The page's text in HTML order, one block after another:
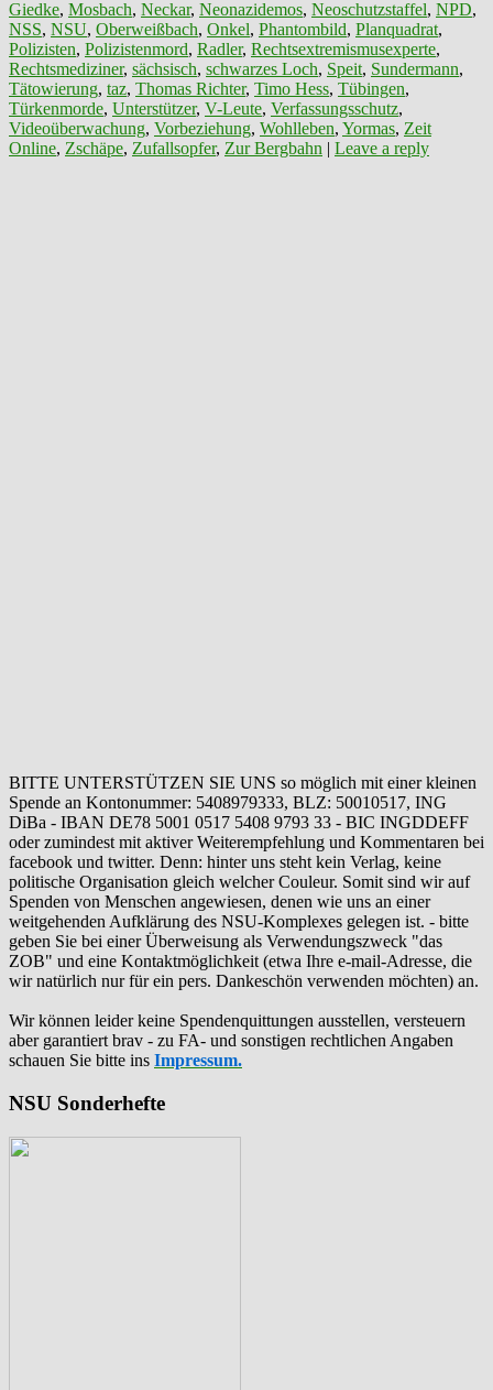
Giedke, Mosbach, Neckar, Neonazidemos, Neoschutzstaffel, NPD,
NSS, NSU, Oberweißbach, Onkel, Phantombild, Planquadrat,
Polizisten, Polizistenmord, Radler, Rechtsextremismusexperte,
Rechtsmediziner, sächsisch, schwarzes Loch, Speit, Sundermann,
Tätowierung, taz, Thomas Richter, Timo Hess, Tübingen,
Türkenmorde, Unterstützer, V-Leute, Verfassungsschutz,
Videoüberwachung, Vorbeziehung, Wohlleben, Yormas, Zeit
Online, Zschäpe, Zufallsopfer, Zur Bergbahn | Leave a reply
BITTE UNTERSTÜTZEN SIE UNS so möglich mit einer kleinen
Spende an Kontonummer: 5408979333, BLZ: 50010517, ING
DiBa - IBAN DE78 5001 0517 5408 9793 33 - BIC INGDDEFF
oder zumindest mit aktiver Weiterempfehlung und Kommentaren bei
facebook und twitter. Denn: hinter uns steht kein Verlag, keine
politische Organisation gleich welcher Couleur. Somit sind wir auf
Spenden von Menschen angewiesen, denen wie uns an einer
weitgehenden Aufklärung des NSU-Komplexes gelegen ist. - bitte
geben Sie bei einer Überweisung als Verwendungszweck "das
ZOB" und eine Kontaktmöglichkeit (etwa Ihre e-mail-Adresse, die
wir natürlich nur für ein pers. Dankeschön verwenden möchten) an.
Wir können leider keine Spendenquittungen ausstellen, versteuern
aber garantiert brav - zu FA- und sonstigen rechtlichen Angaben
schauen Sie bitte ins Impressum.
NSU Sonderhefte